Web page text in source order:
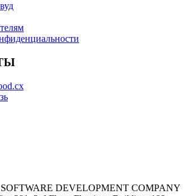
DEVELOPMENT COMPANY